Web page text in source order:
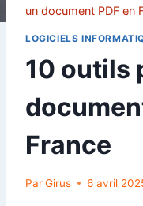
un document PDF en
LOGICIELS
10 outils
France
ParGirus 6 avril